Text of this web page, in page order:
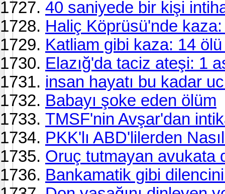
40 saniyede bir kişi
Haliç Köprüsü'nde kaza:
Katliam gibi kaza: 14 ölü
Elazığ'da taciz ateşi: 1
insan hayatı bu kadar
Babayı şoke eden ölüm
TMSF'nin Avşar'dan
PKK'lı ABD'lilerden
Oruç tutmayan avukata
Bankamatik gibi